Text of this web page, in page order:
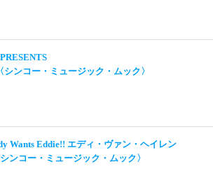
シンコー・ミュージック・ムック〉
Wants Eddie!! エディ・ヴァン・ヘイレン
ンコー・ミュージック・ムック〉